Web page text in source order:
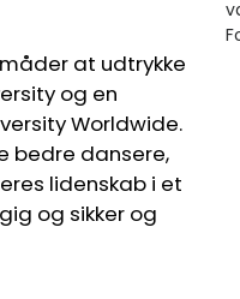
at udtrykke
og en
Worldwide.
bedre dansere,
lidenskab i et
og sikker og